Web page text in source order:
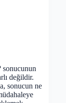
değildir.
sonucun ne